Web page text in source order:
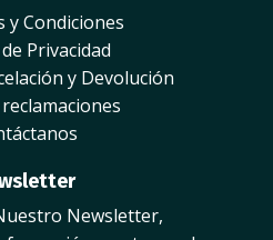
y Condiciones
Privacidad
y Devolución
Newsletter,